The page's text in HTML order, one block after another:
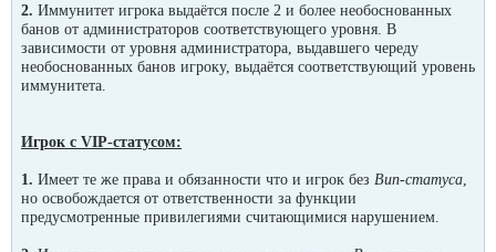
2. Иммунитет игрока выдаётся после 2 и более необоснованных
банов от администраторов соответствующего уровня. В
зависимости от уровня администратора, выдавшего череду
необоснованных банов игроку, выдаётся соответствующий уровень
иммунитета.
Игрок с VIP-статусом:
1. Имеет те же права и обязанности что и игрок без Вип-статуса
но освобождается от ответственности за функции
предусмотренные привилегиями считающимися нарушением.